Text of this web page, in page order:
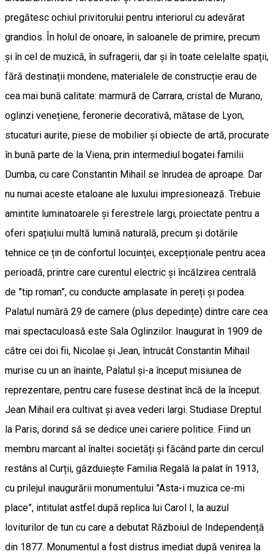
pregătesc ochiul privitorului pentru interiorul cu adevărat
grandios. În holul de onoare, în saloanele de primire, precum
și în cel de muzică, în sufragerii, dar și în toate celelalte spații,
fără destinații mondene, materialele de construcție erau de
cea mai bună calitate: marmură de Carrara, cristal de Murano,
oglinzi venețiene, feronerie decorativă, mătase de Lyon,
stucaturi aurite, piese de mobilier și obiecte de artă, procurate
în bună parte de la Viena, prin intermediul bogatei familii
Dumba, cu care Constantin Mihail se înrudea de aproape. Dar
nu numai aceste etaloane ale luxului impresionează. Trebuie
amintite luminatoarele și ferestrele largi, proiectate pentru a
oferi spațiului multă lumină naturală, precum și dotările
tehnice ce țin de confortul locuinței, excepționale pentru acea
perioadă, printre care curentul electric și încălzirea centrală
de ”tip roman”, cu conducte amplasate în pereți și podea.
Palatul numără 29 de camere (plus depedințe) dintre care cea
mai spectaculoasă este Sala Oglinzilor. Inaugurat în 1909 de
către cei doi fii, Nicolae și Jean, întrucât Constantin Mihail
murise cu un an înainte, Palatul și-a început misiunea de
reprezentare, pentru care fusese destinat încă de la început.
Jean Mihail era cultivat și avea vederi largi. Studiase Dreptul
la Paris, dorind să se dedice unei cariere politice. Fiind un
membru marcant al înaltei societăți și făcând parte din cercul
restâns al Curții, găzduiește Familia Regală la palat în 1913,
cu prilejul inaugurării monumentului ”Asta-i muzica ce-mi
place”, intitulat astfel după replica lui Carol I, la auzul
loviturilor de tun cu care a debutat Războiul de Independență
din 1877. Monumentul a fost distrus imediat după venirea la